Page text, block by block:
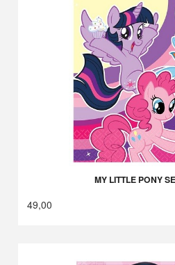
MY LITTLE PONY
49,00